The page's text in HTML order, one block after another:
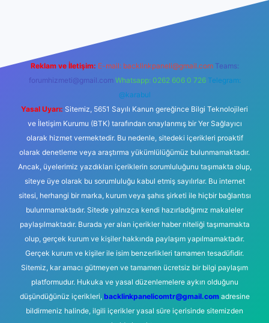
Reklam ve İletişim: E-mail: backlinkpaneli@gmail.com Teams:
forumhizmeti@gmail.com Whatsapp: 0262 606 0 726 Telegram:
@karabul
Yasal Uyarı: Sitemiz, 5651 Sayılı Kanun gereğince Bilgi Teknolojileri
ve İletişim Kurumu (BTK) tarafından onaylanmış bir Yer Sağlayıcı
olarak hizmet vermektedir. Bu nedenle, sitedeki içerikleri proaktif
olarak denetleme veya araştırma yükümlülüğümüz bulunmamaktadır.
Ancak, üyelerimiz yazdıkları içeriklerin sorumluluğunu taşımakta olup,
siteye üye olarak bu sorumluluğu kabul etmiş sayılırlar. Bu internet
sitesi, herhangi bir marka, kurum veya şahıs şirketi ile hiçbir bağlantısı
bulunmamaktadır. Sitede yalnızca kendi hazırladığımız makaleler
paylaşılmaktadır. Burada yer alan içerikler haber niteliği taşımamakta
olup, gerçek kurum ve kişiler hakkında paylaşım yapılmamaktadır.
Gerçek kurum ve kişiler ile isim benzerlikleri tamamen tesadüfidir.
Sitemiz, kar amacı gütmeyen ve tamamen ücretsiz bir bilgi paylaşım
platformudur. Hukuka ve yasal düzenlemelere aykırı olduğunu
düşündüğünüz içerikleri, backlinkpanelicomtr@gmail.comadresine
bildirmeniz halinde, ilgili içerikler yasal süre içerisinde sitemizden